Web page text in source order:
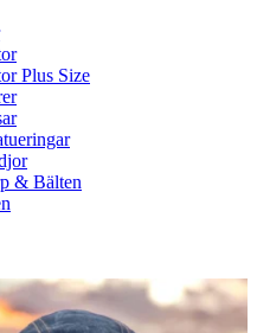
Plus Size
& Bälten